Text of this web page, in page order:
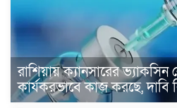
রাশিয়ায় ক্যানসারের ভ্যাকসিন
কার্যকরভাবে কাজ করছে, দাবি